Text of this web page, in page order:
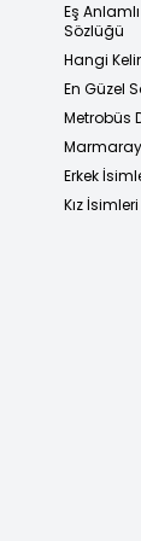
Eş
Sözlüğü
Hangi
En Güzel
Metrobüs
Marmaray
Erkek
Kız İsimleri